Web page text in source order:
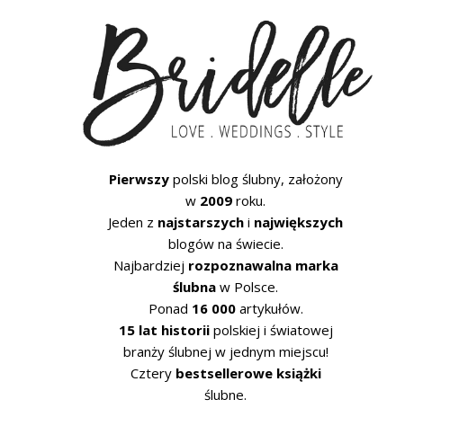
Pierwszypolski blog ślubny, założony
w 2009 roku.
Jeden z najstarszych i największych
blogów na świecie.
Najbardziej rozpoznawalna marka
ślubna w Polsce.
Ponad 16 000artykułów.
15 lat historiipolskiej i światowej
branży ślubnej w jednym miejscu!
Cztery bestsellerowe książki
ślubne.